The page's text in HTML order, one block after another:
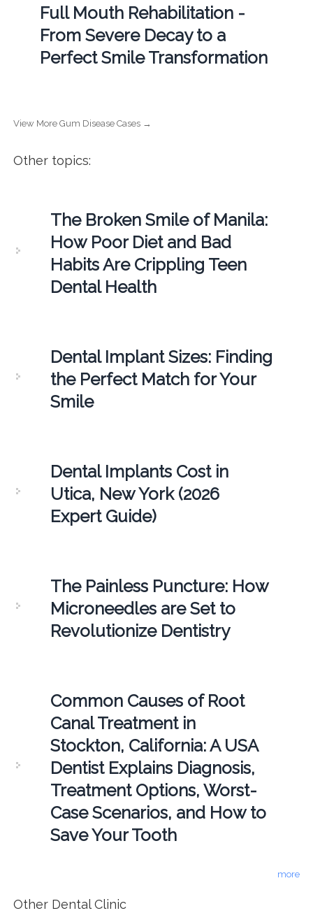
Full Mouth Rehabilitation -
From Severe Decay to a
Perfect Smile Transformation
View More Gum Disease Cases →
Other topics:
The Broken Smile of Manila:
How Poor Diet and Bad
Habits Are Crippling Teen
Dental Health
Dental Implant Sizes: Finding
the Perfect Match for Your
Smile
Dental Implants Cost in
Utica, New York (2026
Expert Guide)
The Painless Puncture: How
Microneedles are Set to
Revolutionize Dentistry
Common Causes of Root
Canal Treatment in
Stockton, California: A USA
Dentist Explains Diagnosis,
Treatment Options, Worst-
Case Scenarios, and How to
Save Your Tooth
more
Other Dental Clinic